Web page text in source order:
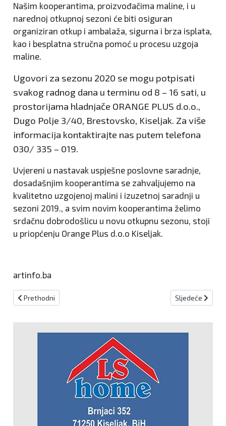
Našim kooperantima, proizvođačima maline, i u
narednoj otkupnoj sezoni će biti osiguran
organiziran otkup i ambalaža, sigurna i brza isplata,
kao i besplatna stručna pomoć u procesu uzgoja
maline.
Ugovori za sezonu 2020 se mogu potpisati
svakog radnog dana u terminu od 8 – 16 sati, u
prostorijama hladnjače ORANGE PLUS d.o.o.,
Dugo Polje 3/40, Brestovsko, Kiseljak. Za više
informacija kontaktirajte nas putem telefona
030/ 335 – 019.
Uvjereni u nastavak uspješne poslovne saradnje,
dosadašnjim kooperantima se zahvaljujemo na
kvalitetno uzgojenoj malini i izuzetnoj saradnji u
sezoni 2019., a svim novim kooperantima želimo
srdačnu dobrodošlicu u novu otkupnu sezonu, stoji
u priopćenju Orange Plus d.o.o Kiseljak.
artinfo.ba
Prethodni članak: Stiže promjena vremena, primjetan pad
Prethodni Sljedeći članak:
Sljedeće